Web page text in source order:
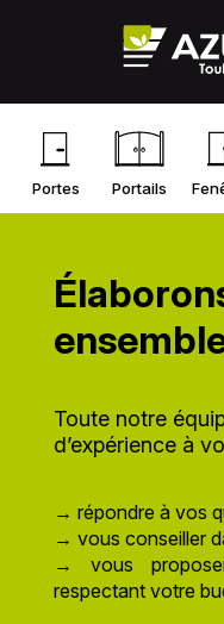
Portes Portails
Toute notre
d’expérience à
→ répondre à vos
→ vous conseiller
→ vous
respectant votre